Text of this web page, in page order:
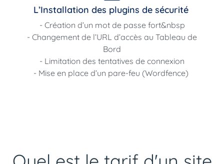
L’Installation des plugins de sécurité
- Création d’un mot de passe fort&nbsp
- Changement de l’URL d’accès au Tableau de
Bord
- Limitation des tentatives de connexion
- Mise en place d’un pare-feu (Wordfence)